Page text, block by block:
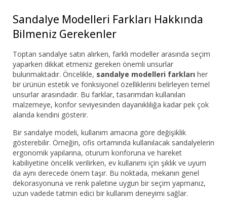
Sandalye Modelleri Farkları Hakkında
Bilmeniz Gerekenler
Toptan sandalye satın alırken, farklı modeller arasında seçim
yaparken dikkat etmeniz gereken önemli unsurlar
bulunmaktadır. Öncelikle, sandalye modelleri farkları her
bir ürünün estetik ve fonksiyonel özelliklerini belirleyen temel
unsurlar arasındadır. Bu farklar, tasarımdan kullanılan
malzemeye, konfor seviyesinden dayanıklılığa kadar pek çok
alanda kendini gösterir.
Bir sandalye modeli, kullanım amacına göre değişiklik
gösterebilir. Örneğin, ofis ortamında kullanılacak sandalyelerin
ergonomik yapılarına, oturum konforuna ve hareket
kabiliyetine öncelik verilirken, ev kullanımı için şıklık ve uyum
da aynı derecede önem taşır. Bu noktada, mekanın genel
dekorasyonuna ve renk paletine uygun bir seçim yapmanız,
uzun vadede tatmin edici bir kullanım deneyimi sağlar.